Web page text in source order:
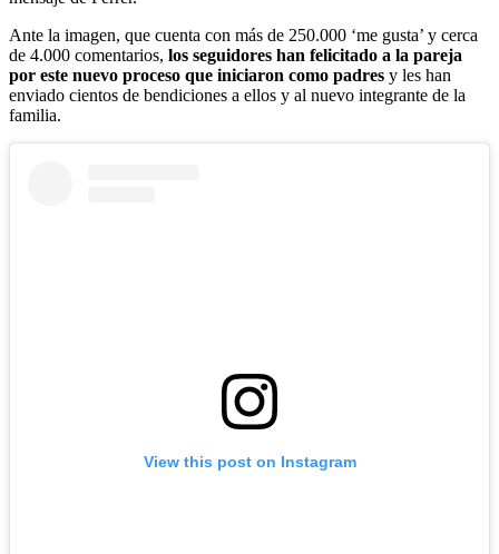
Ante la imagen, que cuenta con más de 250.000 ‘me gusta’ y cerca
de 4.000 comentarios, los seguidores han felicitado a la pareja
por este nuevo proceso que iniciaron como padres y les han
enviado cientos de bendiciones a ellos y al nuevo integrante de la
familia.
View this post on Instagram